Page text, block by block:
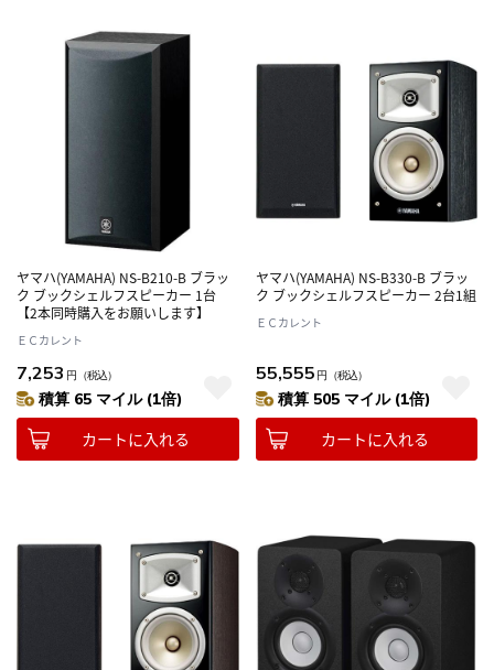
ヤマハ(YAMAHA) NS-B210-B ブラッ
ク ブックシェルフスピーカー 1台
【2本同時購入をお願いします】
ＥＣカレント
7,253 円 （税込）
積算 65 マイル (1倍)
カートに入れる
ヤマハ(YAMAHA) NS-B330-B ブラッ
ク ブックシェルフスピーカー 2台1組
ＥＣカレント
55,555 円 （税込）
積算 505 マイル (1倍)
カートに入れる